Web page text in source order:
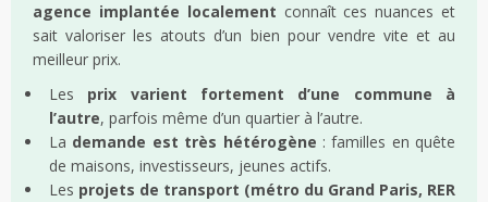
agence implantée localement connaît ces nuances et
sait valoriser les atouts d’un bien pour vendre vite et au
meilleur prix.
Les prix varient fortement d’une commune à
l’autre, parfois même d’un quartier à l’autre.
La demande est très hétérogène : familles en quête
de maisons, investisseurs, jeunes actifs.
Les projets de transport (métro du Grand Paris, RER